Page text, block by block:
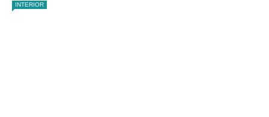
INTERIOR